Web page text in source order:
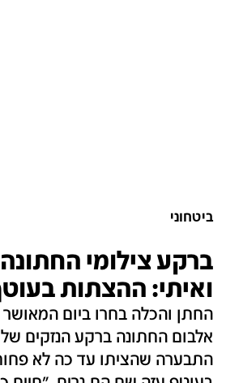
ביטחוני
ברקע צילומי
ואיתי: ההצתות
החתן והכלה בחרו ביום
אלבום החתונה ברקע הנזקים של